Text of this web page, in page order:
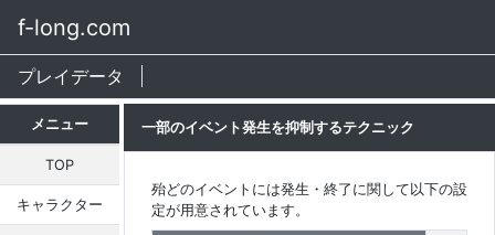
f-long.com
プレイデータ
メニュー
TOP
キャラクター
一部のイベント発生を抑制するテクニック
殆どのイベントには発生・終了に関して以下の設
定が用意されています。